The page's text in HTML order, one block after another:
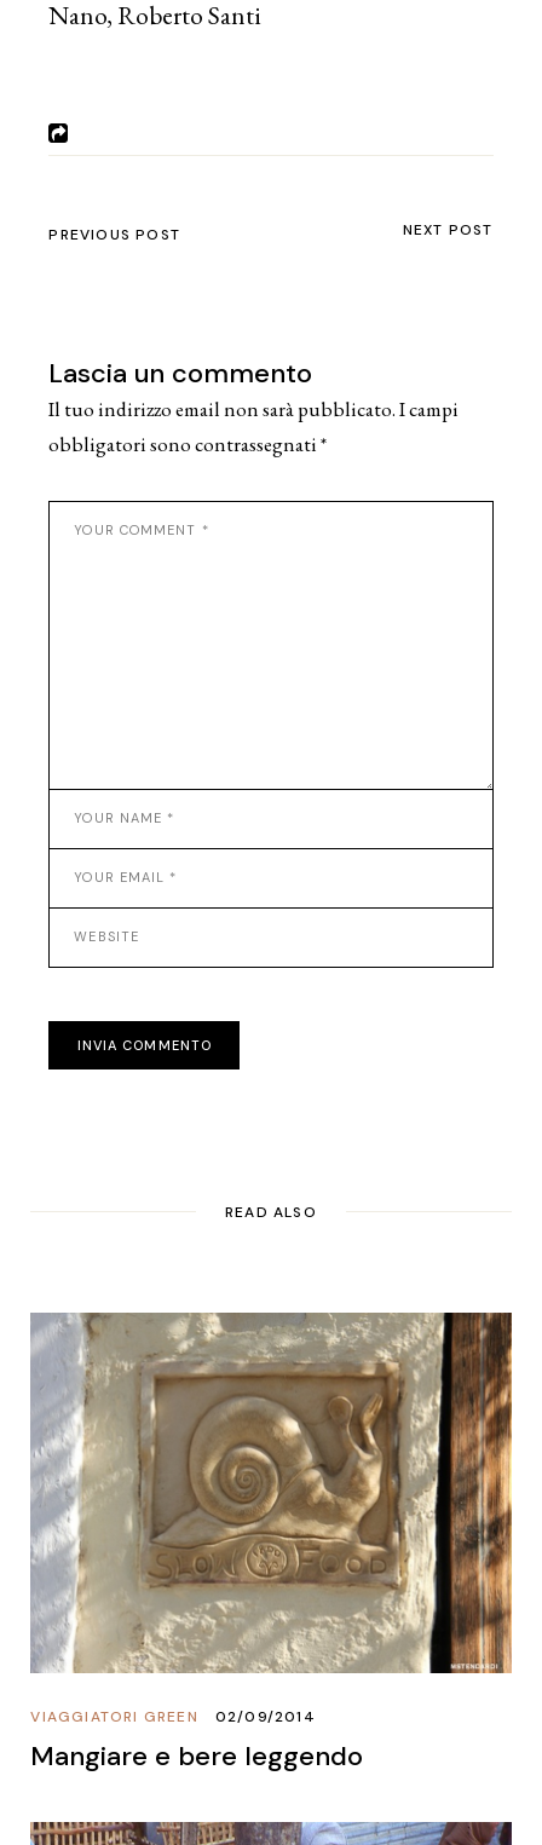
Nano, Roberto Santi
PREVIOUS POST NEXT POST
Lascia un commento
Il tuo indirizzo email non sarà pubblicato.I campi
obbligatori sono contrassegnati*
INVIA COMMENTO
READ ALSO
VIAGGIATORI GREEN 02/09/2014
Mangiare e bere leggendo